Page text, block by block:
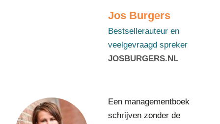
v
e
e
l
g
a
a
Jos Burgers
Bestsellerauteur en
veelgevraagd spreker
JOSBURGERS.NL
D
Een managementboek
schrijven zonder de